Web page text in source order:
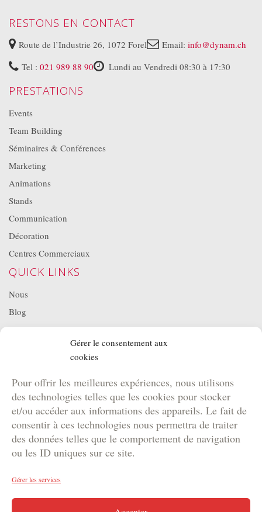
Gérer le consentement aux
cookies
Pour offrir les meilleures expériences, nous utilisons
des technologies telles que les cookies pour stocker
et/ou accéder aux informations des appareils. Le fait de
consentir à ces technologies nous permettra de traiter
des données telles que le comportement de navigation
ou les ID uniques sur ce site.
Gérer les services
RESTONS EN CONTACT
Route de l’Industrie 26, 1072 Forel Email: info@dynam.ch
Tel : 021 989 88 90 Lundi au Vendredi 08:30 à 17:30
PRESTATIONS
Events
Team Building
Séminaires & Conférences
Marketing
Animations
Stands
Communication
Décoration
Centres Commerciaux
QUICK LINKS
Nous
Blog
Projets
Location de matériel
NOS BROCHURES
Brochure Team Building
Brochure Outdoor
Brochure Agence
Brochure Kids
Copyright © 2024 DYNAM | Votre agence de marketing